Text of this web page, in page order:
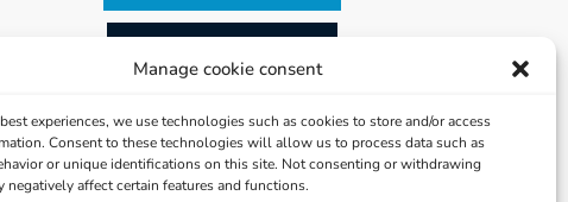
Manage cookie consent
experiences, we use technologies such as cookies to store and/or access
Consent to these technologies will allow us to process data such as
or unique identifications on this site. Not consenting or withdrawing
negatively affect certain features and functions.